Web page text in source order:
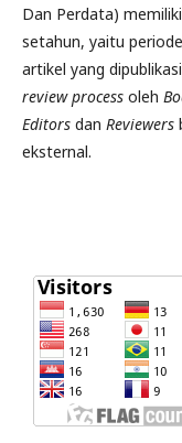
Dan Perdata)
setahun, yaitu
artikel yang
review process oleh
Editors dan Reviewers
eksternal.